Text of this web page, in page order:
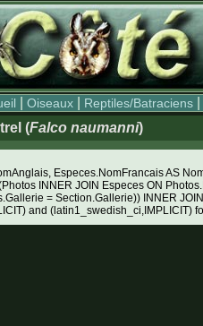
|Oiseaux Reptiles/Batraciens
(Falco naumanni)
Especes.NomFrancais AS
INNER JOIN Especes ON
= Section.Gallerie)) INNER
and (latin1_swedish_ci,IMPLICIT)